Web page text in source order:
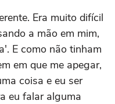
Era muito difícil
a mão em mim,
E como não tinham
em que me apegar,
coisa e eu ser
eu falar alguma